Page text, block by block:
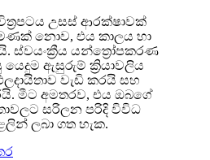
උසස් ආරක්ෂාවක්
නොව, එය කාලය හා
ස්වයංක්‍රීය යන්ත්‍රෝපකරණ
ඇසුරුම් ක්‍රියාවලිය
වැඩි කරයි සහ
මීට අමතරව, එය ඔබගේ
සරිලන පරිදි විවිධ
ලබා ගත හැක.